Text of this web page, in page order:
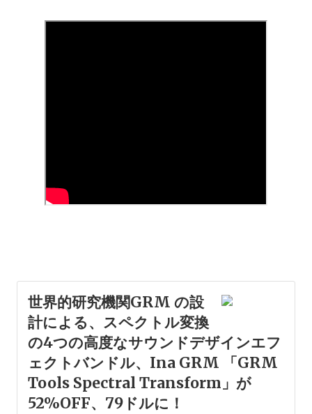
世界的研究機関GRM の設
計による、スペクトル変換
の4つの高度なサウンドデザインエフ
ェクトバンドル、Ina GRM 「GRM
Tools Spectral Transform」が
52%OFF、79ドルに！